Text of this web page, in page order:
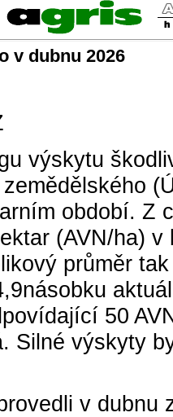
v dubnu 2026
výskytu
období. Z
(AVN/ha)
průměr
50
Silné výskyty
v dubnu